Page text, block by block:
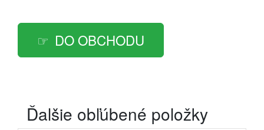
DO OBCHODU
Ďalšie obľúbené položky